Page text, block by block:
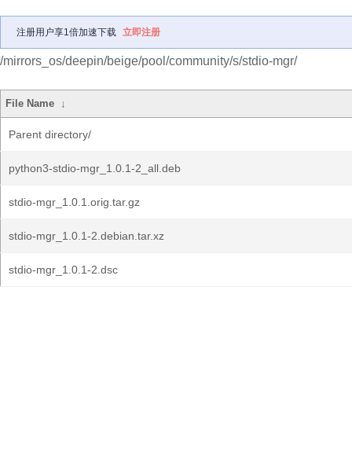
注册用户享1倍加速下载 立即注册
/mirrors_os/deepin/beige/pool/community/s/stdio-mgr/
File Name ↓
Parent directory/
python3-stdio-mgr_1.0.1-2_all.deb
stdio-mgr_1.0.1.orig.tar.gz
stdio-mgr_1.0.1-2.debian.tar.xz
stdio-mgr_1.0.1-2.dsc